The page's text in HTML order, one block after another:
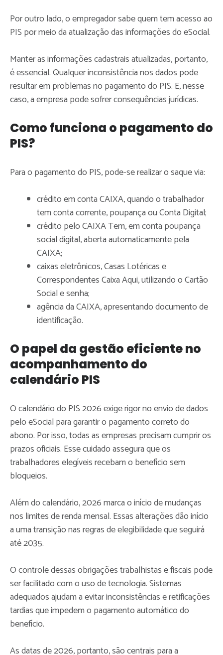
Por outro lado, o empregador sabe quem tem acesso ao
PIS por meio da atualização das informações do eSocial.
Manter as informações cadastrais atualizadas, portanto,
é essencial. Qualquer inconsistência nos dados pode
resultar em problemas no pagamento do PIS. E, nesse
caso, a empresa pode sofrer consequências jurídicas.
Como funciona o pagamento do
PIS?
Para o pagamento do PIS, pode-se realizar o saque via:
crédito em conta CAIXA, quando o trabalhador
tem conta corrente, poupança ou Conta Digital;
crédito pelo CAIXA Tem, em conta poupança
social digital, aberta automaticamente pela
CAIXA;
caixas eletrônicos, Casas Lotéricas e
Correspondentes Caixa Aqui, utilizando o Cartão
Social e senha;
agência da CAIXA, apresentando documento de
identificação.
O papel da gestão eficiente no
acompanhamento do
calendário PIS
O calendário do PIS 2026 exige rigor no envio de dados
pelo eSocial para garantir o pagamento correto do
abono. Por isso, todas as empresas precisam cumprir os
prazos oficiais. Esse cuidado assegura que os
trabalhadores elegíveis recebam o benefício sem
bloqueios.
Além do calendário, 2026 marca o início de mudanças
nos limites de renda mensal. Essas alterações dão início
a uma transição nas regras de elegibilidade que seguirá
até 2035.
O controle dessas obrigações trabalhistas e fiscais pode
ser facilitado com o uso de tecnologia. Sistemas
adequados ajudam a evitar inconsistências e retificações
tardias que impedem o pagamento automático do
benefício.
As datas de 2026, portanto, são centrais para a